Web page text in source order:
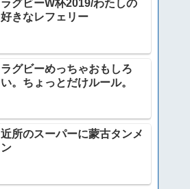
ラグビーW杯2019/わたしの
好きなレフェリー
ラグビーめっちゃおもしろ
い。ちょっとだけルール。
近所のスーパーに蒙古タンメ
ン